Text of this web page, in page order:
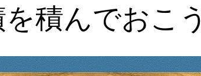
積んでおこう